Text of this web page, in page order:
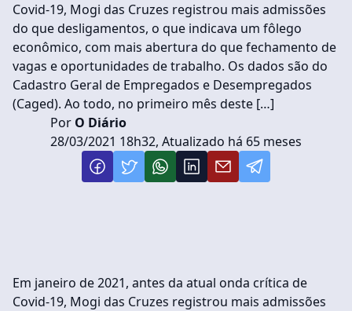
Covid-19, Mogi das Cruzes registrou mais admissões
do que desligamentos, o que indicava um fôlego
econômico, com mais abertura do que fechamento de
vagas e oportunidades de trabalho. Os dados são do
Cadastro Geral de Empregados e Desempregados
(Caged). Ao todo, no primeiro mês deste […]
Por O Diário
28/03/2021 18h32, Atualizado há 65 meses
Em janeiro de 2021, antes da atual onda crítica de
Covid-19, Mogi das Cruzes registrou mais admissões